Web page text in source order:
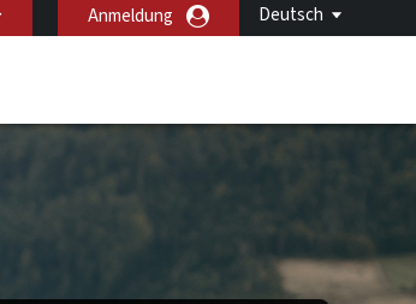
Deutsch
Anmeldung